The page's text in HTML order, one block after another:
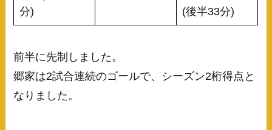
分)
(後半33分)
前半に先制しました。
郷家は2試合連続のゴールで、シーズン2桁得点と
なりました。